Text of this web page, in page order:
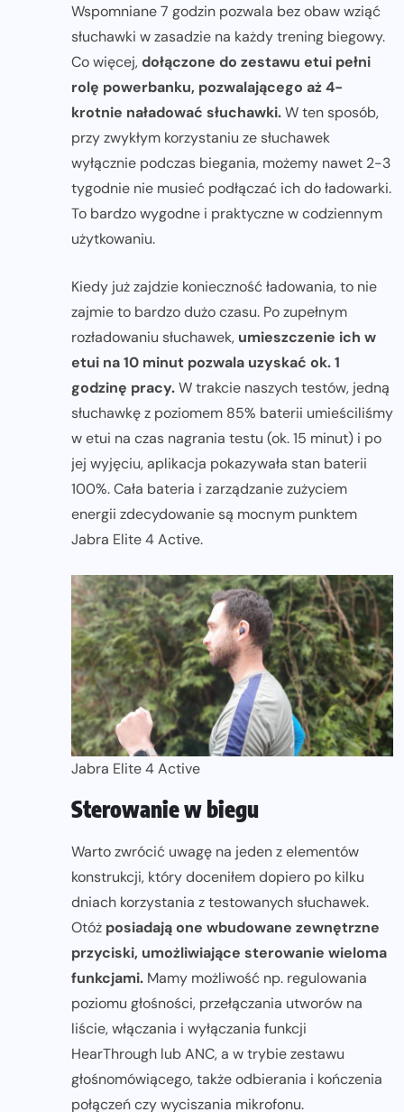
Wspomniane 7 godzin pozwala bez obaw wziąć
słuchawki w zasadzie na każdy trening biegowy.
Co więcej,dołączone do zestawu etui pełni
rolę powerbanku, pozwalającego aż 4-
krotnie naładować słuchawki.W ten sposób,
przy zwykłym korzystaniu ze słuchawek
wyłącznie podczas biegania, możemy nawet 2-3
tygodnie nie musieć podłączać ich do ładowarki.
To bardzo wygodne i praktyczne w codziennym
użytkowaniu.
Kiedy już zajdzie konieczność ładowania, to nie
zajmie to bardzo dużo czasu. Po zupełnym
rozładowaniu słuchawek, umieszczenie ich w
etui na 10 minut pozwala uzyskać ok. 1
godzinę pracy.W trakcie naszych testów, jedną
słuchawkę z poziomem 85% baterii umieściliśmy
w etui na czas nagrania testu (ok. 15 minut) i po
jej wyjęciu, aplikacja pokazywała stan baterii
100%. Cała bateria i zarządzanie zużyciem
energii zdecydowanie są mocnym punktem
Jabra Elite 4 Active.
Jabra Elite 4 Active
Sterowanie w biegu
Warto zwrócić uwagę na jeden z elementów
konstrukcji, który doceniłem dopiero po kilku
dniach korzystania z testowanych słuchawek.
Otóż posiadają one wbudowane zewnętrzne
przyciski, umożliwiające sterowanie wieloma
funkcjami. Mamy możliwość np. regulowania
poziomu głośności, przełączania utworów na
liście, włączania i wyłączania funkcji
HearThrough lub ANC, a w trybie zestawu
głośnomówiącego, także odbierania i kończenia
połączeń czy wyciszania mikrofonu.